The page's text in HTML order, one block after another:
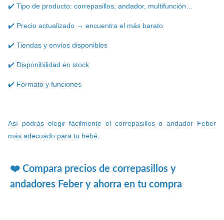
✔️ Tipo de producto: correpasillos, andador, multifunción…
✔️ Precio actualizado → encuentra el más barato
✔️ Tiendas y envíos disponibles
✔️ Disponibilidad en stock
✔️ Formato y funciones
Así podrás elegir fácilmente el correpasillos o andador Feber
más adecuado para tu bebé.
❤️ Compara precios de correpasillos y
andadores Feber y ahorra en tu compra